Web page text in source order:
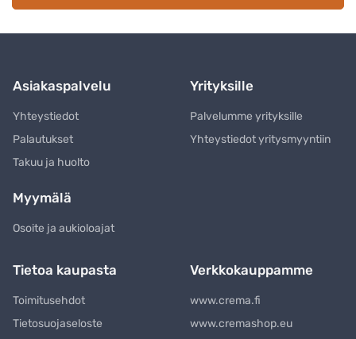
Asiakaspalvelu
Yhteystiedot
Palautukset
Takuu ja huolto
Yrityksille
Palvelumme yrityksille
Yhteystiedot yritysmyyntiin
Myymälä
Osoite ja aukioloajat
Tietoa kaupasta
Toimitusehdot
Tietosuojaseloste
Verkkokauppamme
www.crema.fi
www.cremashop.eu